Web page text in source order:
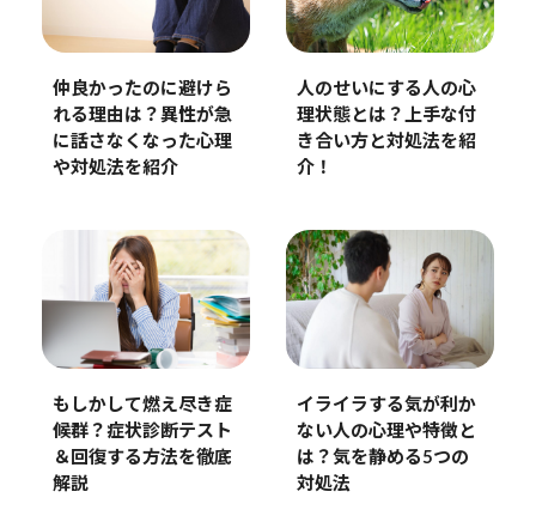
仲良かったのに避けら
れる理由は？異性が急
に話さなくなった心理
や対処法を紹介
人のせいにする人の心
理状態とは？上手な付
き合い方と対処法を紹
介！
もしかして燃え尽き症
候群？症状診断テスト
＆回復する方法を徹底
解説
イライラする気が利か
ない人の心理や特徴と
は？気を静める5つの
対処法